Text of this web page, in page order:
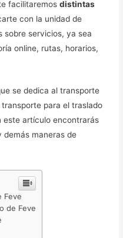
facilitaremosdistintas
con la unidad de
sobre servicios, ya sea
online, rutas, horarios,
se dedica al transporte
para el traslado
este artículo encontrarás
demás maneras de
Feve
de Feve